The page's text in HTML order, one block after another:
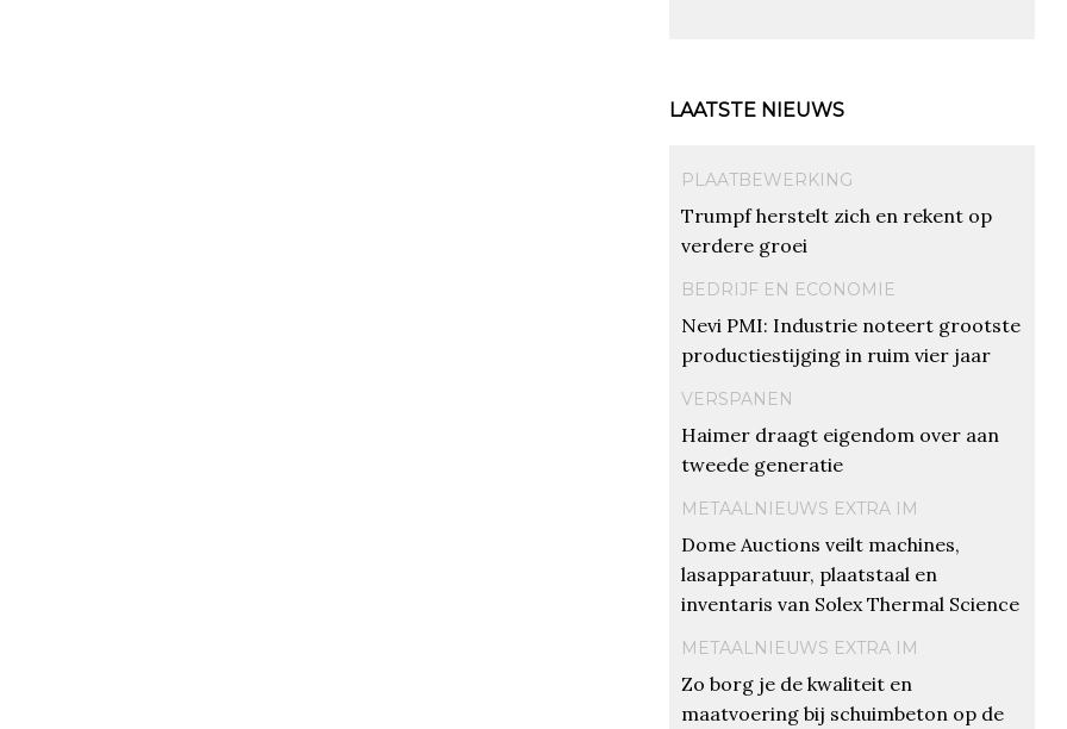
LAATSTE NIEUWS
PLAATBEWERKING
Trumpf herstelt zich en rekent op
verdere groei
BEDRIJF EN ECONOMIE
Nevi PMI: Industrie noteert grootste
productiestijging in ruim vier jaar
VERSPANEN
Haimer draagt eigendom over aan
tweede generatie
METAALNIEUWS EXTRA IM
Dome Auctions veilt machines,
lasapparatuur, plaatstaal en
inventaris van Solex Thermal Science
METAALNIEUWS EXTRA IM
Zo borg je de kwaliteit en
maatvoering bij schuimbeton op de